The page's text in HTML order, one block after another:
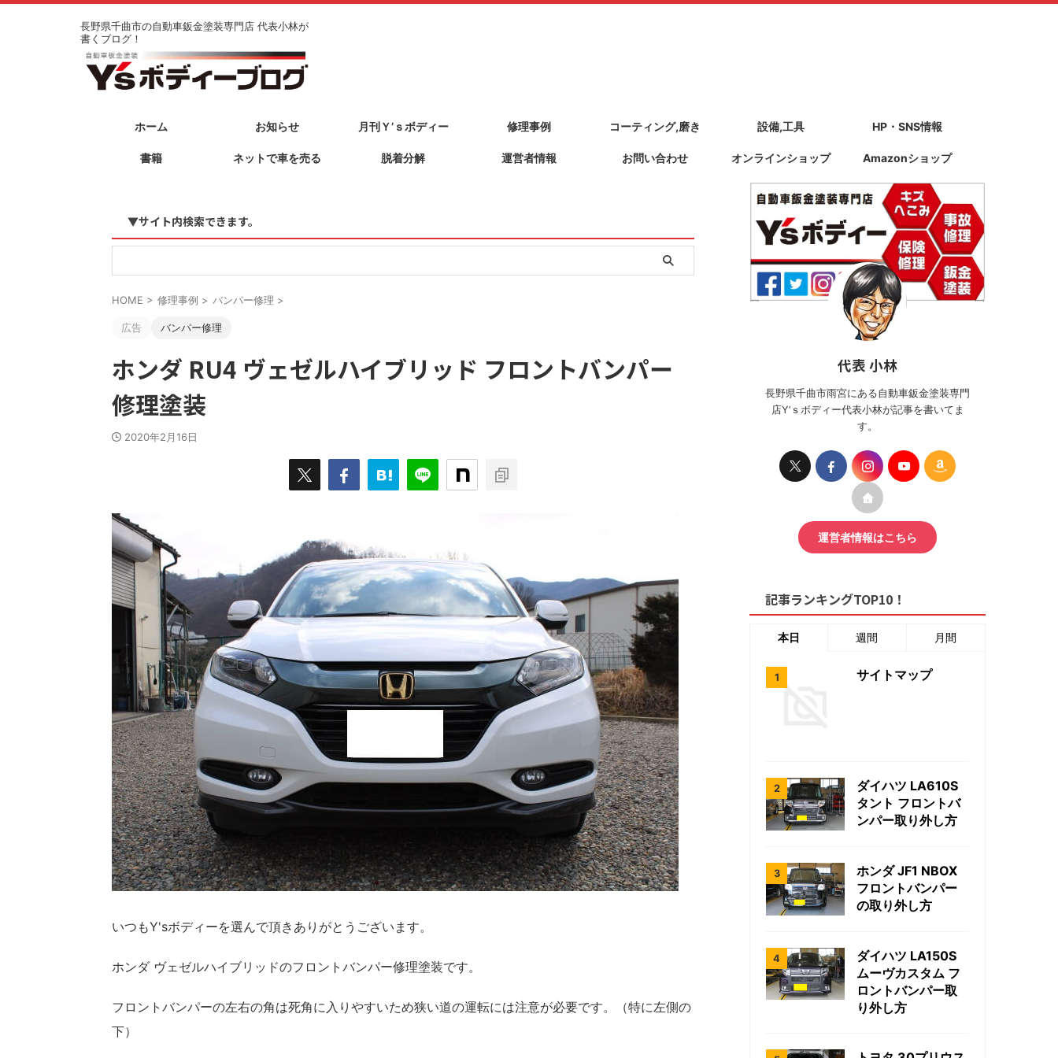
長野県千曲市の自動車鈑金塗装専門店 代表小林が
書くブログ！
ホーム お知らせ 月刊Ｙ’ｓボディー 修理事例 コーティング,磨き 設備,工具 HP・SNS情報
書籍 ネットで車を売る 脱着分解 運営者情報 お問い合わせ オンラインショップ Amazonショップ
▼サイト内検索できます。
HOME > 修理事例 > バンパー修理 >
広告 バンパー修理
ホンダ RU4 ヴェゼルハイブリッド フロントバンパー
修理塗装
2020年2月16日
いつもY'sボディーを選んで頂きありがとうございます。
ホンダ ヴェゼルハイブリッドのフロントバンパー修理塗装です。
フロントバンパーの左右の角は死角に入りやすいため狭い道の運転には注意が必要です。（特に左側の
下）
代表 小林
長野県千曲市雨宮にある自動車鈑金塗装専門
店Y’ｓボディー代表小林が記事を書いてま
す。
運営者情報はこちら
記事ランキングTOP10！
本日 週間 月間
サイトマップ
ダイハツ LA610S
タント フロントバ
ンパー取り外し方
ホンダ JF1 NBOX
フロントバンパー
の取り外し方
ダイハツ LA150S
ムーヴカスタム フ
ロントバンパー取
り外し方